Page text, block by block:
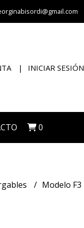
INICIAR SESIÓN
0
Modelo F3